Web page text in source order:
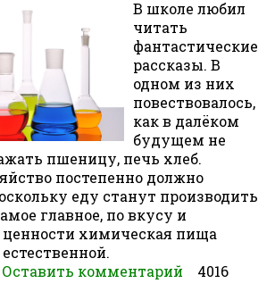
В школе любил
читать
фантастические
рассказы. В
одном из них
повествовалось,
как в далёком
будущем не
пшеницу, печь хлеб.
постепенно должно
еду станут производить
главное, по вкусу и
ценности химическая пища
Что такое пища смерти?
Оставить комментарий
4016